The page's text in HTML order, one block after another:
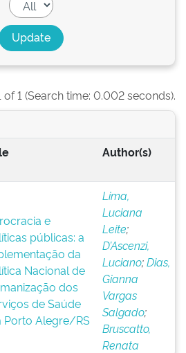
of 1 (Search time: 0.002 seconds).
Author(s)
e
públicas: a
da
Nacional de
dos
de Saúde
Porto Alegre/RS
Lima,
Luciana
Leite;
D’Ascenzi,
Luciano;Dias,
Gianna
Vargas
Salgado;
Bruscatto,
Renata